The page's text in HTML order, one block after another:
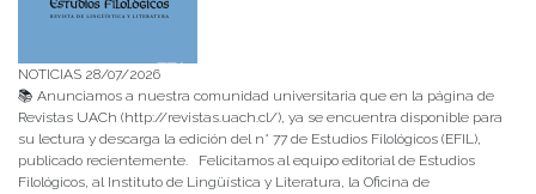
NOTICIAS 28/07/2026
📚 Anunciamos a nuestra comunidad universitaria que en la página de
Revistas UACh (http://revistas.uach.cl/), ya se encuentra disponible para
su lectura y descarga la edición del n° 77 de Estudios Filológicos (EFIL),
publicado recientemente. Felicitamos al equipo editorial de Estudios
Filológicos, al Instituto de Lingüística y Literatura, la Oficina de